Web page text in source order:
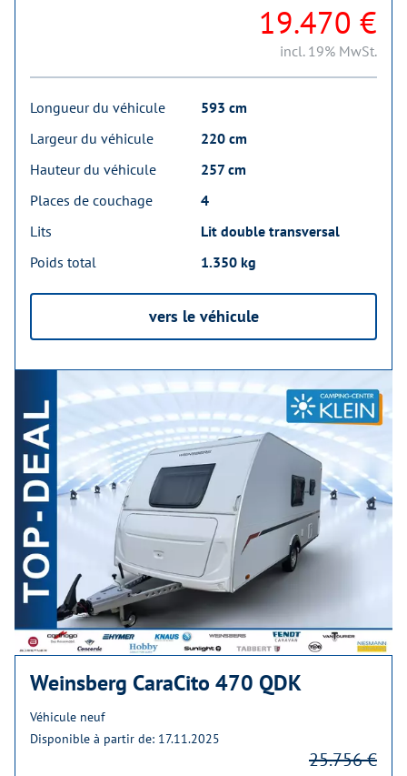
19.470 €
incl. 19% MwSt.
Longueur du véhicule
593 cm
Largeur du véhicule
220 cm
Hauteur du véhicule
257 cm
Places de couchage
4
Lits
Lit double transversal
Poids total
1.350 kg
vers le véhicule
Weinsberg CaraCito 470 QDK
Véhicule neuf
Disponible à partir de: 17.11.2025
25.756 €